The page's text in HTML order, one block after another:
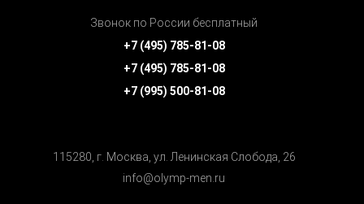
Звонок по России бесплатный
+7 (495) 785-81-08
+7 (495) 785-81-08
+7 (995) 500-81-08
115280, г. Москва, ул. Ленинская Cлобода, 26
info@olymp-men.ru